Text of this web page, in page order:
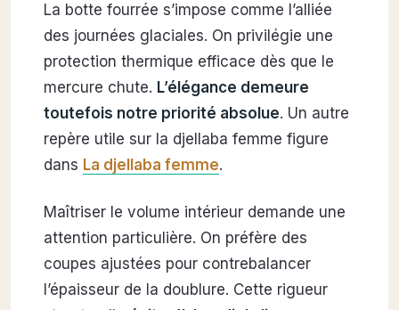
La botte fourrée s’impose comme l’alliée
des journées glaciales. On privilégie une
protection thermique efficace dès que le
mercure chute. L’élégance demeure
toutefois notre priorité absolue. Un autre
repère utile sur la djellaba femme figure
dans La djellaba femme.
Maîtriser le volume intérieur demande une
attention particulière. On préfère des
coupes ajustées pour contrebalancer
l’épaisseur de la doublure. Cette rigueur